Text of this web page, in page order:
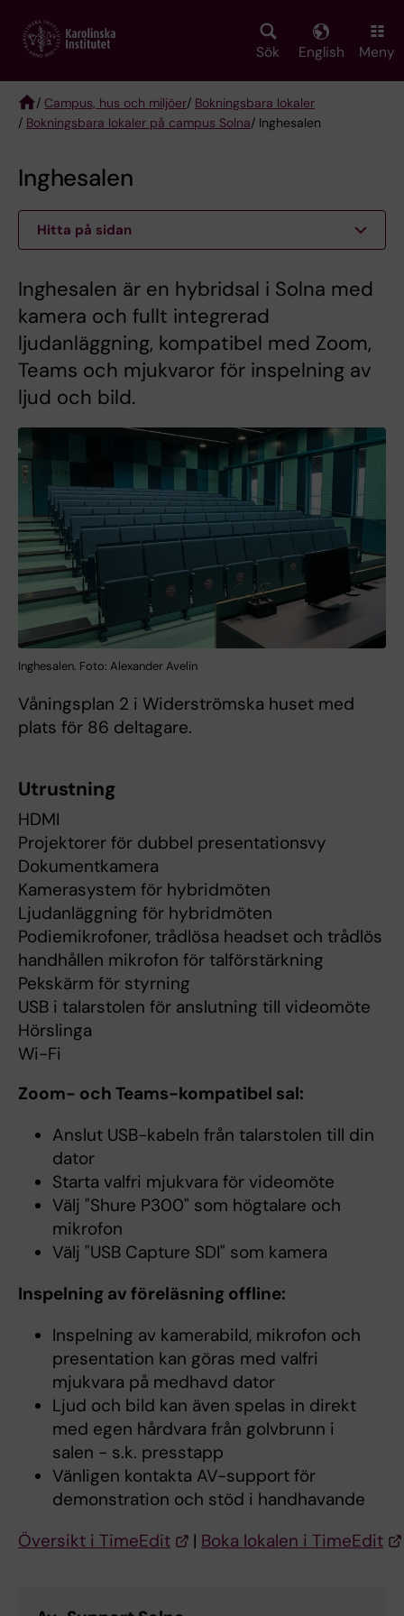
main
Sök English Meny
Breadcrumb
/ Campus, hus och miljöer/ Bokningsbara lokaler
/ Bokningsbara lokaler på campus Solna/ Inghesalen
Inghesalen
Hitta på sidan
Inghesalen är en hybridsal i Solna med
kamera och fullt integrerad
ljudanläggning, kompatibel med Zoom,
Teams och mjukvaror för inspelning av
ljud och bild.
Inghesalen. Foto: Alexander Avelin
Våningsplan 2 i Widerströmska huset med
plats för 86 deltagare.
Utrustning
HDMI
Projektorer för dubbel presentationsvy
Dokumentkamera
Kamerasystem för hybridmöten
Ljudanläggning för hybridmöten
Podiemikrofoner, trådlösa headset och trådlös
handhållen mikrofon för talförstärkning
Pekskärm för styrning
USB i talarstolen för anslutning till videomöte
Hörslinga
Wi-Fi
Zoom- och Teams-kompatibel sal:
Anslut USB-kabeln från talarstolen till din
dator
Starta valfri mjukvara för videomöte
Välj "Shure P300" som högtalare och
mikrofon
Välj "USB Capture SDI" som kamera
Inspelning av föreläsning offline:
Inspelning av kamerabild, mikrofon och
presentation kan göras med valfri
mjukvara på medhavd dator
Ljud och bild kan även spelas in direkt
med egen hårdvara från golvbrunn i
salen - s.k. presstapp
Vänligen kontakta AV-support för
demonstration och stöd i handhavande
Översikt i TimeEdit
| Boka lokalen i TimeEdit